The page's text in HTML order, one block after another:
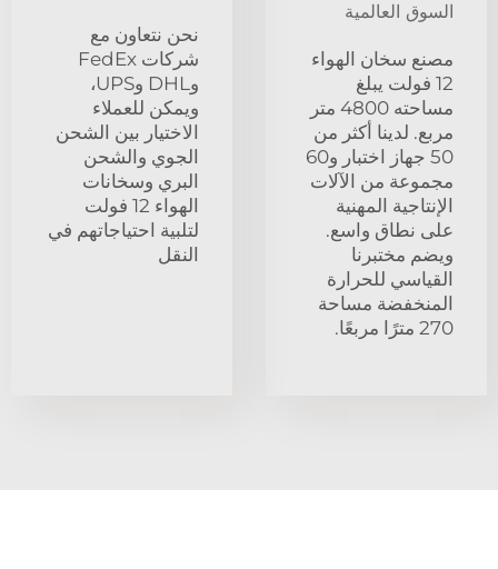
السوق العالمية
مصنع سخان الهواء
12 فولت يبلغ
مساحته 4800 متر
مربع. لدينا أكثر من
50 جهاز اختبار و60
مجموعة من الآلات
الإنتاجية المهنية
على نطاق واسع.
ويضم مختبرنا
القياسي للحرارة
المنخفضة مساحة
270 مترًا مربعًا.
نحن نتعاون مع
شركات FedEx
وDHL وUPS،
ويمكن للعملاء
الاختيار بين الشحن
الجوي والشحن
البري وسخانات
الهواء 12 فولت
لتلبية احتياجاتهم في
النقل